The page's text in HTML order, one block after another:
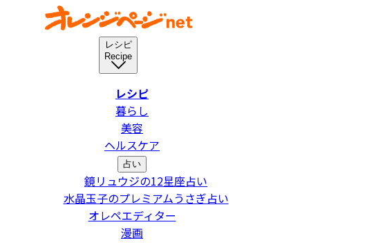
レシピ
Recipe
レシピ
暮らし
美容
ヘルスケア
占い
鏡リュウジの12星座占い
水晶玉子のプレミアムうさぎ占い
オレペエディター
漫画